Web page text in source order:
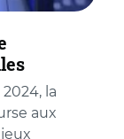
la
aux